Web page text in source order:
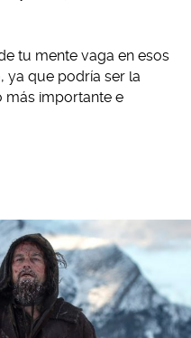
tu mente vaga en esos
ya que podría ser la
más importante e